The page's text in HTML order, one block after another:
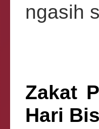
ngasih
Zakat
Hari